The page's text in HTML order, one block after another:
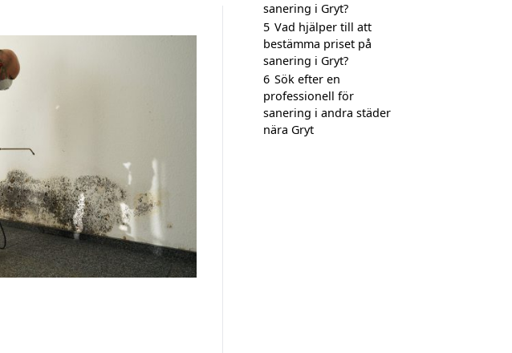
sanering i Gryt?
5 Vad hjälper till att
bestämma priset på
sanering i Gryt?
6 Sök efter en
professionell för
sanering i andra städer
nära Gryt